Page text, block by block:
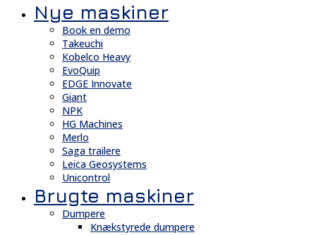
Nye maskiner
Book en demo
Takeuchi
Kobelco Heavy
EvoQuip
EDGE Innovate
Giant
NPK
HG Machines
Merlo
Saga trailere
Leica Geosystems
Unicontrol
Brugte maskiner
Dumpere
Knækstyrede dumpere